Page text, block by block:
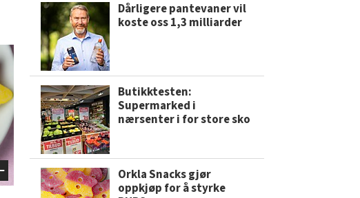
Dårligere pantevaner vil
koste oss 1,3 milliarder
Butikktesten:
Supermarked i
nærsenter i for store sko
Orkla Snacks gjør
oppkjøp for å styrke